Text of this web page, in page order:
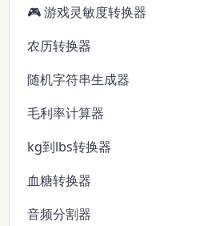
🎮 游戏灵敏度转换器
农历转换器
随机字符串生成器
毛利率计算器
kg到lbs转换器
血糖转换器
音频分割器